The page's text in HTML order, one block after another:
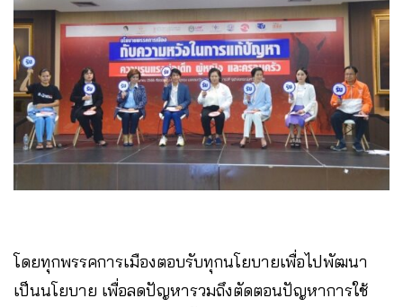
โดยทุกพรรคการเมืองตอบรับทุกนโยบายเพื่อไปพัฒนา
เป็นนโยบาย เพื่อลดปัญหารวมถึงตัดตอนปัญหาการใช้